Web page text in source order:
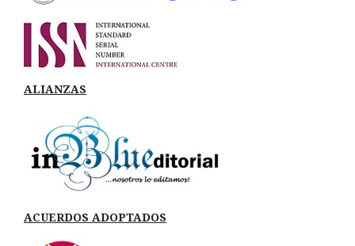
ALIANZAS
ACUERDOS ADOPTADOS